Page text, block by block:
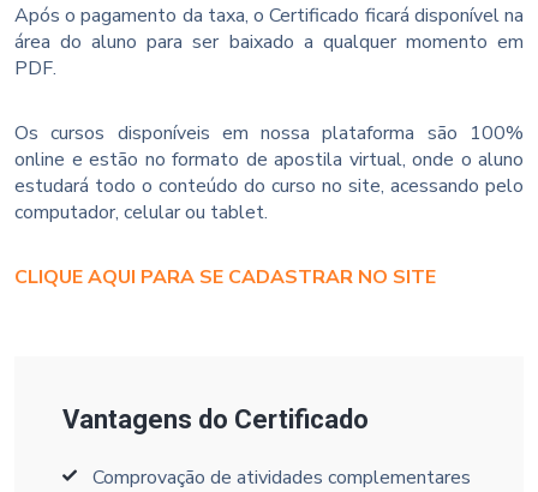
Após o pagamento da taxa, o Certificado ficará disponível na
área do aluno para ser baixado a qualquer momento em
PDF.
Os cursos disponíveis em nossa plataforma são 100%
online e estão no formato de apostila virtual, onde o aluno
estudará todo o conteúdo do curso no site, acessando pelo
computador, celular ou tablet.
CLIQUE AQUI PARA SE CADASTRAR NO SITE
Vantagens do Certificado
Comprovação de atividades complementares